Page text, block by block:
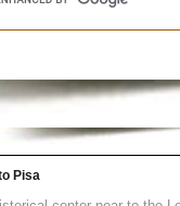
Pisa